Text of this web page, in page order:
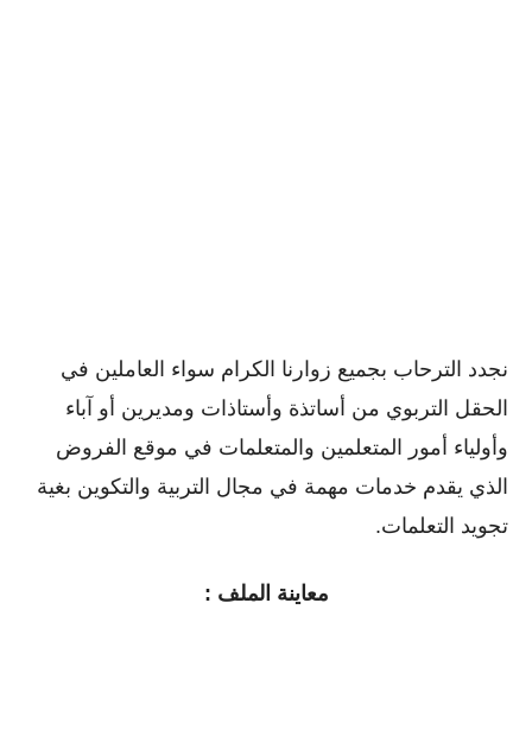
نجدد الترحاب بجميع زوارنا الكرام سواء العاملين في
الحقل التربوي من أساتذة وأستاذات ومديرين أو ﺁباء
وأولياء أمور المتعلمين والمتعلمات في موقع الفروض
الذي يقدم خدمات مهمة في مجال التربية والتكوين بغية
تجويد التعلمات.
معاينة الملف :